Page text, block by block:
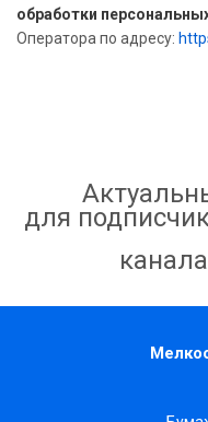
обработки
Оператора по адресу:
для
канала